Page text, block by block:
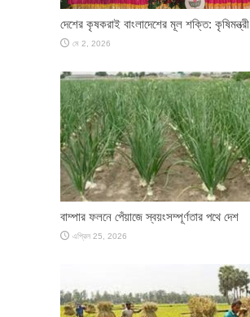
দেশের কৃষকরাই বাংলাদেশের মূল শক্তি: কৃষিমন্ত্রী
মে 2, 2026
বাম্পার ফলনে পেঁয়াজে স্বয়ংসম্পূর্ণতার পথে দেশ
এপ্রিল 25, 2026